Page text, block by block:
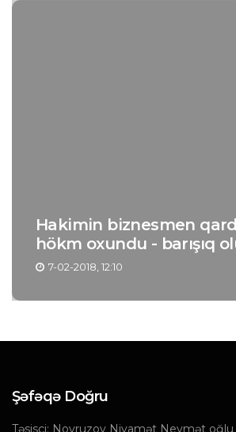
biznesmen
oxundu - barışıq olub
7-02-2018, 12:10
Şəfəqə Doğru
Təsisçi: Novruzov Niyamət Neymət oğlu